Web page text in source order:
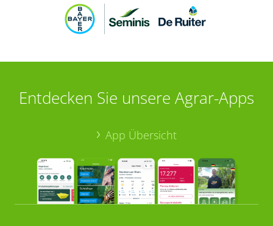
Entdecken Sie unsere Agrar-Apps
App Übersicht